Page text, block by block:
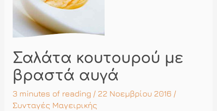
Σαλάτα κουτουρού με
βραστά αυγά
3 minutes of reading / 22 Νοεμβρίου 2016 /
Συνταγές Μαγειρικής